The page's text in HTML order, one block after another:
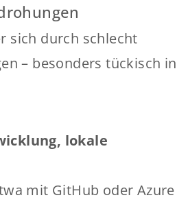
sich durch schlecht
– besonders tückisch in
lokale
mit GitHub oder Azure